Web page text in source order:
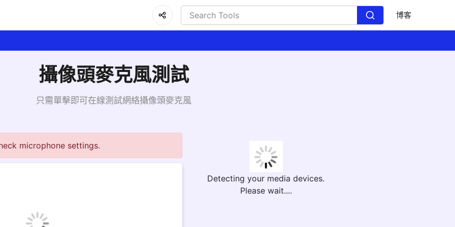
博客
攝像頭麥克風測試
只需單擊即可在線測試網絡攝像頭麥克風
microphone settings.
Detecting your media devices.
Please wait....